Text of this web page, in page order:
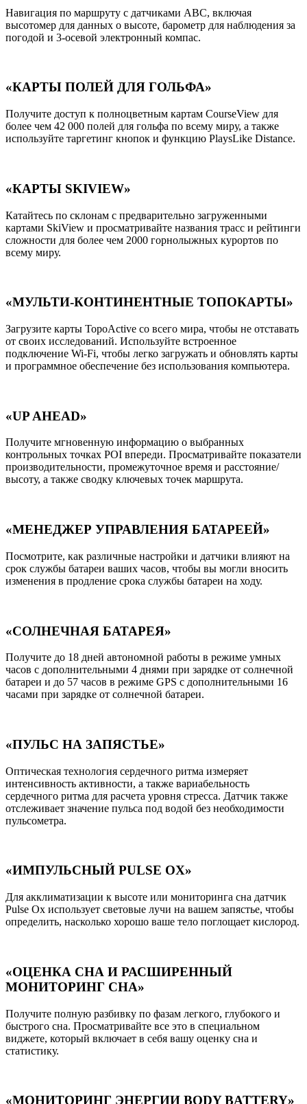
Навигация по маршруту с датчиками ABC, включая
высотомер для данных о высоте, барометр для наблюдения за
погодой и 3-осевой электронный компас.
«КАРТЫ ПОЛЕЙ ДЛЯ ГОЛЬФА»
Получите доступ к полноцветным картам CourseView для
более чем 42 000 полей для гольфа по всему миру, а также
используйте таргетинг кнопок и функцию PlaysLike Distance.
«КАРТЫ SKIVIEW»
Катайтесь по склонам с предварительно загруженными
картами SkiView и просматривайте названия трасс и рейтинги
сложности для более чем 2000 горнолыжных курортов по
всему миру.
«МУЛЬТИ-КОНТИНЕНТНЫЕ ТОПОКАРТЫ»
Загрузите карты TopoActive со всего мира, чтобы не отставать
от своих исследований. Используйте встроенное
подключение Wi-Fi, чтобы легко загружать и обновлять карты
и программное обеспечение без использования компьютера.
«UP AHEAD»
Получите мгновенную информацию о выбранных
контрольных точках POI впереди. Просматривайте показатели
производительности, промежуточное время и расстояние/
высоту, а также сводку ключевых точек маршрута.
«МЕНЕДЖЕР УПРАВЛЕНИЯ БАТАРЕЕЙ»
Посмотрите, как различные настройки и датчики влияют на
срок службы батареи ваших часов, чтобы вы могли вносить
изменения в продление срока службы батареи на ходу.
«СОЛНЕЧНАЯ БАТАРЕЯ»
Получите до 18 дней автономной работы в режиме умных
часов с дополнительными 4 днями при зарядке от солнечной
батареи и до 57 часов в режиме GPS с дополнительными 16
часами при зарядке от солнечной батареи.
«ПУЛЬС НА ЗАПЯСТЬЕ»
Оптическая технология сердечного ритма измеряет
интенсивность активности, а также вариабельность
сердечного ритма для расчета уровня стресса. Датчик также
отслеживает значение пульса под водой без необходимости
пульсометра.
«ИМПУЛЬСНЫЙ PULSE OX»
Для акклиматизации к высоте или мониторинга сна датчик
Pulse Ox использует световые лучи на вашем запястье, чтобы
определить, насколько хорошо ваше тело поглощает кислород.
«ОЦЕНКА СНА И РАСШИРЕННЫЙ
МОНИТОРИНГ СНА»
Получите полную разбивку по фазам легкого, глубокого и
быстрого сна. Просматривайте все это в специальном
виджете, который включает в себя вашу оценку сна и
статистику.
«МОНИТОРИНГ ЭНЕРГИИ BODY BATTERY»